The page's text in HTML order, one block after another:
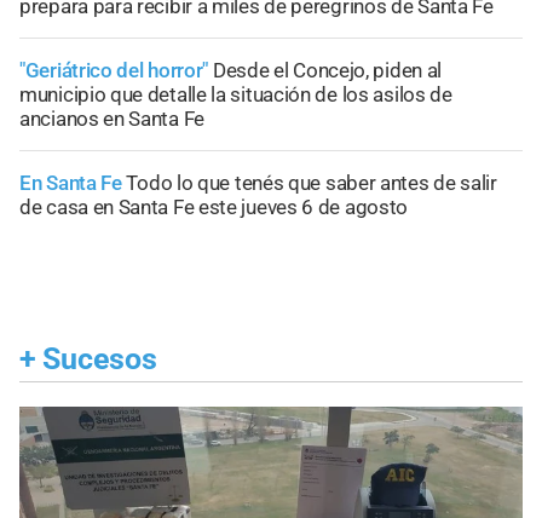
prepara para recibir a miles de peregrinos de Santa Fe
"Geriátrico del horror" Desde el Concejo, piden al
municipio que detalle la situación de los asilos de
ancianos en Santa Fe
En Santa FeTodo lo que tenés que saber antes de salir
de casa en Santa Fe este jueves 6 de agosto
+ Sucesos